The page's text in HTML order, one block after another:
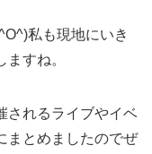
私も現地にいき
すね。
されるライブやイベ
まとめましたのでぜ